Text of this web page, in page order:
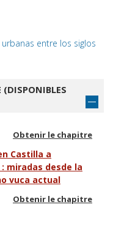
entre los siglos
(DISPONIBLES
Obtenir le chapitre
Castilla a
miradas desde la
vuca actual
Obtenir le chapitre